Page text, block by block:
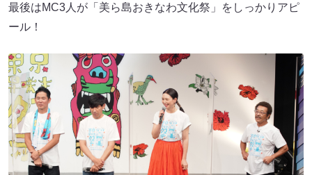
最後はMC3人が「美ら島おきなわ文化祭」をしっかりアピ
ール！